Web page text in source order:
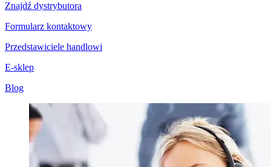
Znajdź dystrybutora
Formularz kontaktowy
Przedstawiciele handlowi
E-sklep
Blog